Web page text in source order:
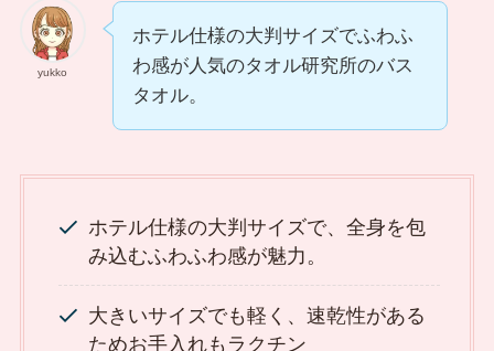
yukko
ホテル仕様の大判サイズでふわふ
わ感が人気のタオル研究所のバス
タオル。
ホテル仕様の大判サイズで、全身を包
み込むふわふわ感が魅力。
大きいサイズでも軽く、速乾性がある
ためお手入れもラクチン